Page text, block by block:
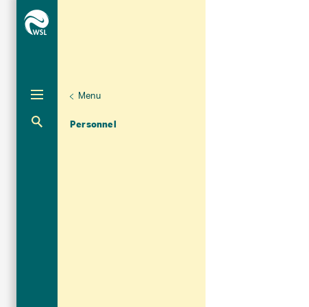
Menu
Personnel
Aktuelle Navigation